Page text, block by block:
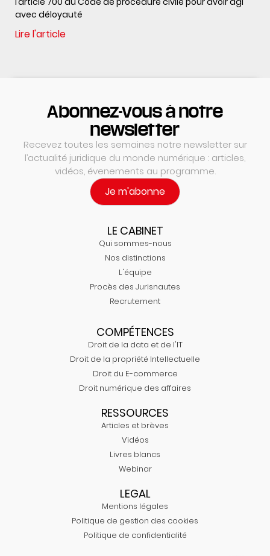
avec déloyauté
Lire l'article
Abonnez-vous à notre
newsletter
Recevez toutes les semaines notre newsletter sur
l’actualité juridique du monde numérique : articles,
vidéos, évenements au programme.
Je m'abonne
LE CABINET
Qui sommes-nous
Nos distinctions
L'équipe
Procès des Jurisnautes
Recrutement
COMPÉTENCES
Droit de la data et de l'IT
Droit de la propriété Intellectuelle
Droit du E-commerce
Droit numérique des affaires
RESSOURCES
Articles et brèves
Vidéos
Livres blancs
Webinar
LEGAL
Mentions légales
Politique de gestion des cookies
Politique de confidentialité